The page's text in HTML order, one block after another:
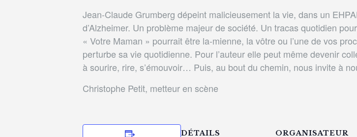
Jean-Claude Grumberg dépeint malicieusement la vie, dans un
d’Alzheimer. Un problème majeur de société. Un tracas quotidien
« Votre Maman » pourrait être la-mienne, la vôtre ou l’une de vos
perturbe sa vie quotidienne. Pour l’auteur elle peut même devenir
à sourire, rire, s’émouvoir… Puis, au bout du chemin, nous invite à
Christophe Petit, metteur en scène
DÉTAILS ORGANISATEUR